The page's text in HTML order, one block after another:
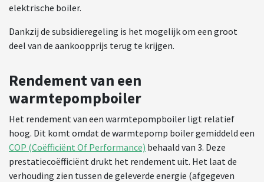
elektrische boiler.
Dankzij de subsidieregeling is het mogelijk om een groot
deel van de aankoopprijs terug te krijgen.
Rendement van een
warmtepompboiler
Het rendement van een warmtepompboiler ligt relatief
hoog. Dit komt omdat de warmtepomp boiler gemiddeld een
COP (Coëfficiënt Of Performance) behaald van 3. Deze
prestatiecoëfficiënt drukt het rendement uit. Het laat de
verhouding zien tussen de geleverde energie (afgegeven